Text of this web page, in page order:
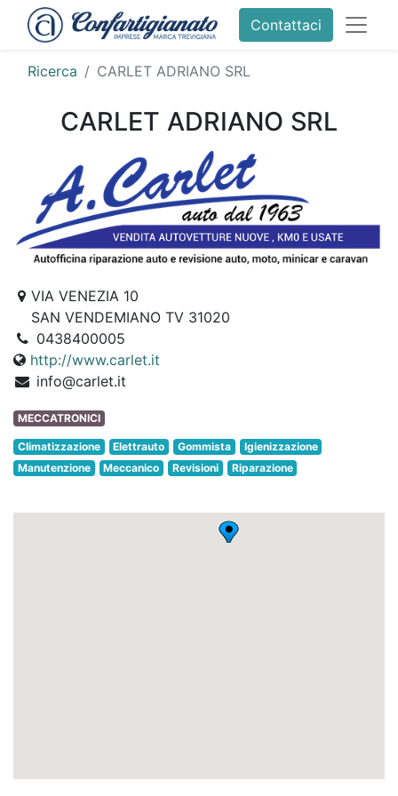
Contattaci
Ricerca CARLET ADRIANO SRL
CARLET ADRIANO SRL
VIA VENEZIA 10
SAN VENDEMIANO TV 31020
0438400005
http://www.carlet.it
info@carlet.it
MECCATRONICI
Climatizzazione Elettrauto Gommista
Igienizzazione
Manutenzione
Meccanico Revisioni Riparazione